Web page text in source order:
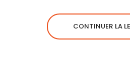
CONTINUER LA